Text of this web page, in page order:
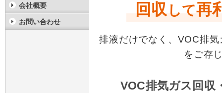
回収 して再
排液だけでなく、VOC排
をご存
VOC排気ガス回収
会社概要
お問い合わせ